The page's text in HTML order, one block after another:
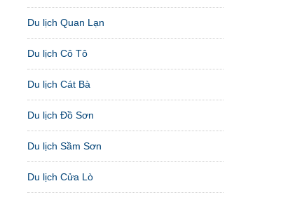
Du lịch Quan Lạn
Du lịch Cô Tô
Du lịch Cát Bà
Du lịch Đồ Sơn
Du lịch Sầm Sơn
Du lịch Cửa Lò